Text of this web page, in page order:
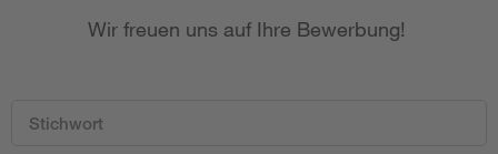
Wir freuen uns auf Ihre Bewerbung!